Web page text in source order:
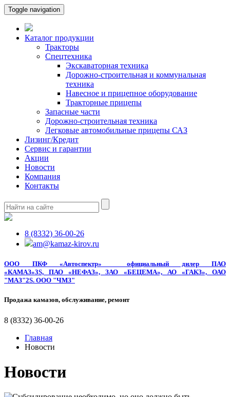
Toggle navigation
Каталог продукции
Тракторы
Спецтехника
Экскаваторная техника
Дорожно-строительная и коммунальная
техника
Навесное и прицепное оборудование
Тракторные прицепы
Запасные части
Дорожно-строительная техника
Легковые автомобильные прицепы САЗ
Лизинг/Кредит
Сервис и гарантии
Акции
Новости
Компания
Контакты
8 (8332) 36-00-26
am@kamaz-kirov.ru
ООО ПКФ «Автоспектр» официальный дилерПАО
«КАМАЗ»3S, ПАО «НЕФАЗ», ЗАО «БЕЦЕМА», АО «ГАКЗ», ОАО
"МАЗ"2S. ООО "ЧМЗ"
Продажа камазов, обслуживание, ремонт
8 (8332) 36-00-26
Главная
Новости
Новости